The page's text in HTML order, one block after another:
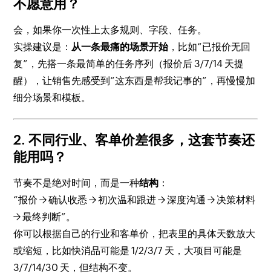
不愿意用？
会，如果你一次性上太多规则、字段、任务。
实操建议是： 从一条最痛的场景开始，比如“已报价无回
复”，先搭一条最简单的任务序列（报价后 3/7/14 天提
醒），让销售先感受到“这东西是帮我记事的”，再慢慢加
细分场景和模板。
2. 不同行业、客单价差很多，这套节奏还
能用吗？
节奏不是绝对时间，而是一种结构 ：
“报价 → 确认收悉 → 初次温和跟进 → 深度沟通 → 决策材料
→ 最终判断”。
你可以根据自己的行业和客单价，把表里的具体天数放大
或缩短，比如快消品可能是 1/2/3/7 天，大项目可能是
3/7/14/30 天，但结构不变。